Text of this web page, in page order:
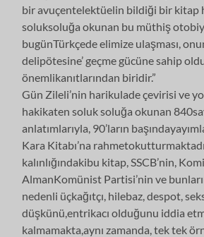
bir avuçentelektüelin bildiği bir kitap
soluksoluğa okunan bu müthiş
bugünTürkçede elimize ulaşması,
delipötesine’ geçme gücüne sahip
önemlikanıtlarından biridir.”
Gün Zileli’nin harikulade çevirisi ve
hakikaten soluk soluğa okunan
anlatımlarıyla, 90’ların
Kara Kitabı’na
kalınlığındakibu kitap, SSCB’nin,
AlmanKomünist Partisi’nin ve
nedenli üçkağıtçı, hilebaz, despot,
düşkünü,entrikacı olduğunu iddia
kalmamakta,aynı zamanda, tek tek